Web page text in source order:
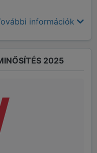
információk
2025